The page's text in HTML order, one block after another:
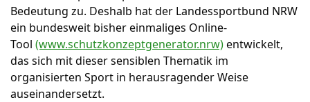
Bedeutung zu. Deshalb hat der Landessportbund NRW
ein bundesweit bisher einmaliges Online-
Tool (www.schutzkonzeptgenerator.nrw)entwickelt,
das sich mit dieser sensiblen Thematik im
organisierten Sport in herausragender Weise
auseinandersetzt.